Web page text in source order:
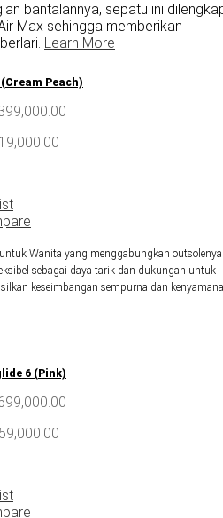
bantalannya, sepatu ini
Max sehingga memberikan
Learn More
(Cream Peach)
Wanita yang menggabungkan outsolenya
sebagai daya tarik dan dukungan untuk
keseimbangan sempurna dan
6 (Pink)